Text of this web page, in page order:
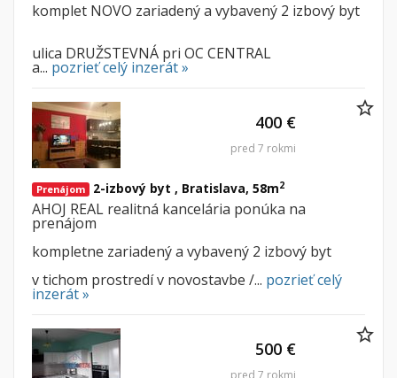
komplet NOVO zariadený a vybavený 2 izbový byt
ulica DRUŽSTEVNÁ pri OC CENTRAL
a... pozrieť celý inzerát »
Prenájom 2-izbový byt , Bratislava, 58m2
AHOJ REAL realitná kancelária ponúka na
prenájom
kompletne zariadený a vybavený 2 izbový byt
v tichom prostredí v novostavbe /... pozrieť celý
inzerát »
400 €
pred 7 rokmi
500 €